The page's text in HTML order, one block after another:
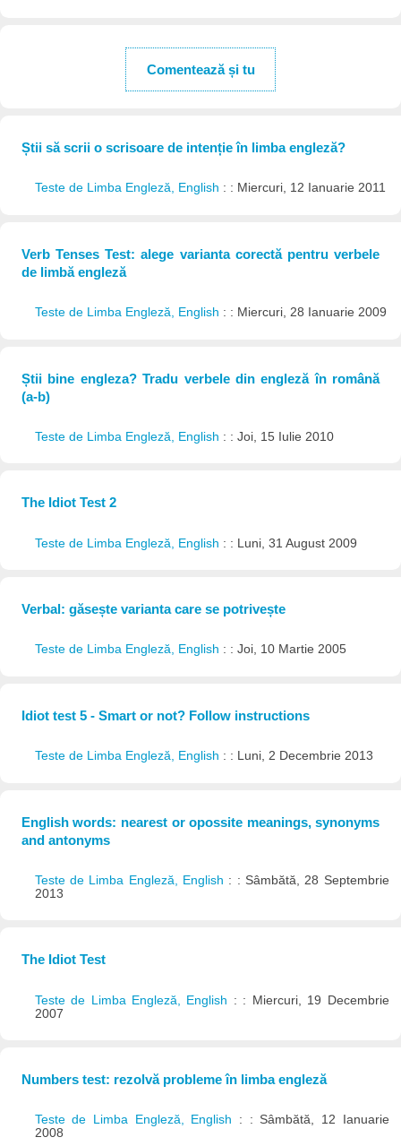
Comentează și tu
Știi să scrii o scrisoare de intenție în limba engleză?
Teste de Limba Engleză, English : : Miercuri, 12 Ianuarie 2011
Verb Tenses Test: alege varianta corectă pentru verbele
de limbă engleză
Teste de Limba Engleză, English : : Miercuri, 28 Ianuarie 2009
Știi bine engleza? Tradu verbele din engleză în română
(a-b)
Teste de Limba Engleză, English : : Joi, 15 Iulie 2010
The Idiot Test 2
Teste de Limba Engleză, English : : Luni, 31 August 2009
Verbal: găsește varianta care se potrivește
Teste de Limba Engleză, English : : Joi, 10 Martie 2005
Idiot test 5 - Smart or not? Follow instructions
Teste de Limba Engleză, English : : Luni, 2 Decembrie 2013
English words: nearest or opossite meanings, synonyms
and antonyms
Teste de Limba Engleză, English : : Sâmbătă, 28 Septembrie
2013
The Idiot Test
Teste de Limba Engleză, English : : Miercuri, 19 Decembrie
2007
Numbers test: rezolvă probleme în limba engleză
Teste de Limba Engleză, English : : Sâmbătă, 12 Ianuarie
2008